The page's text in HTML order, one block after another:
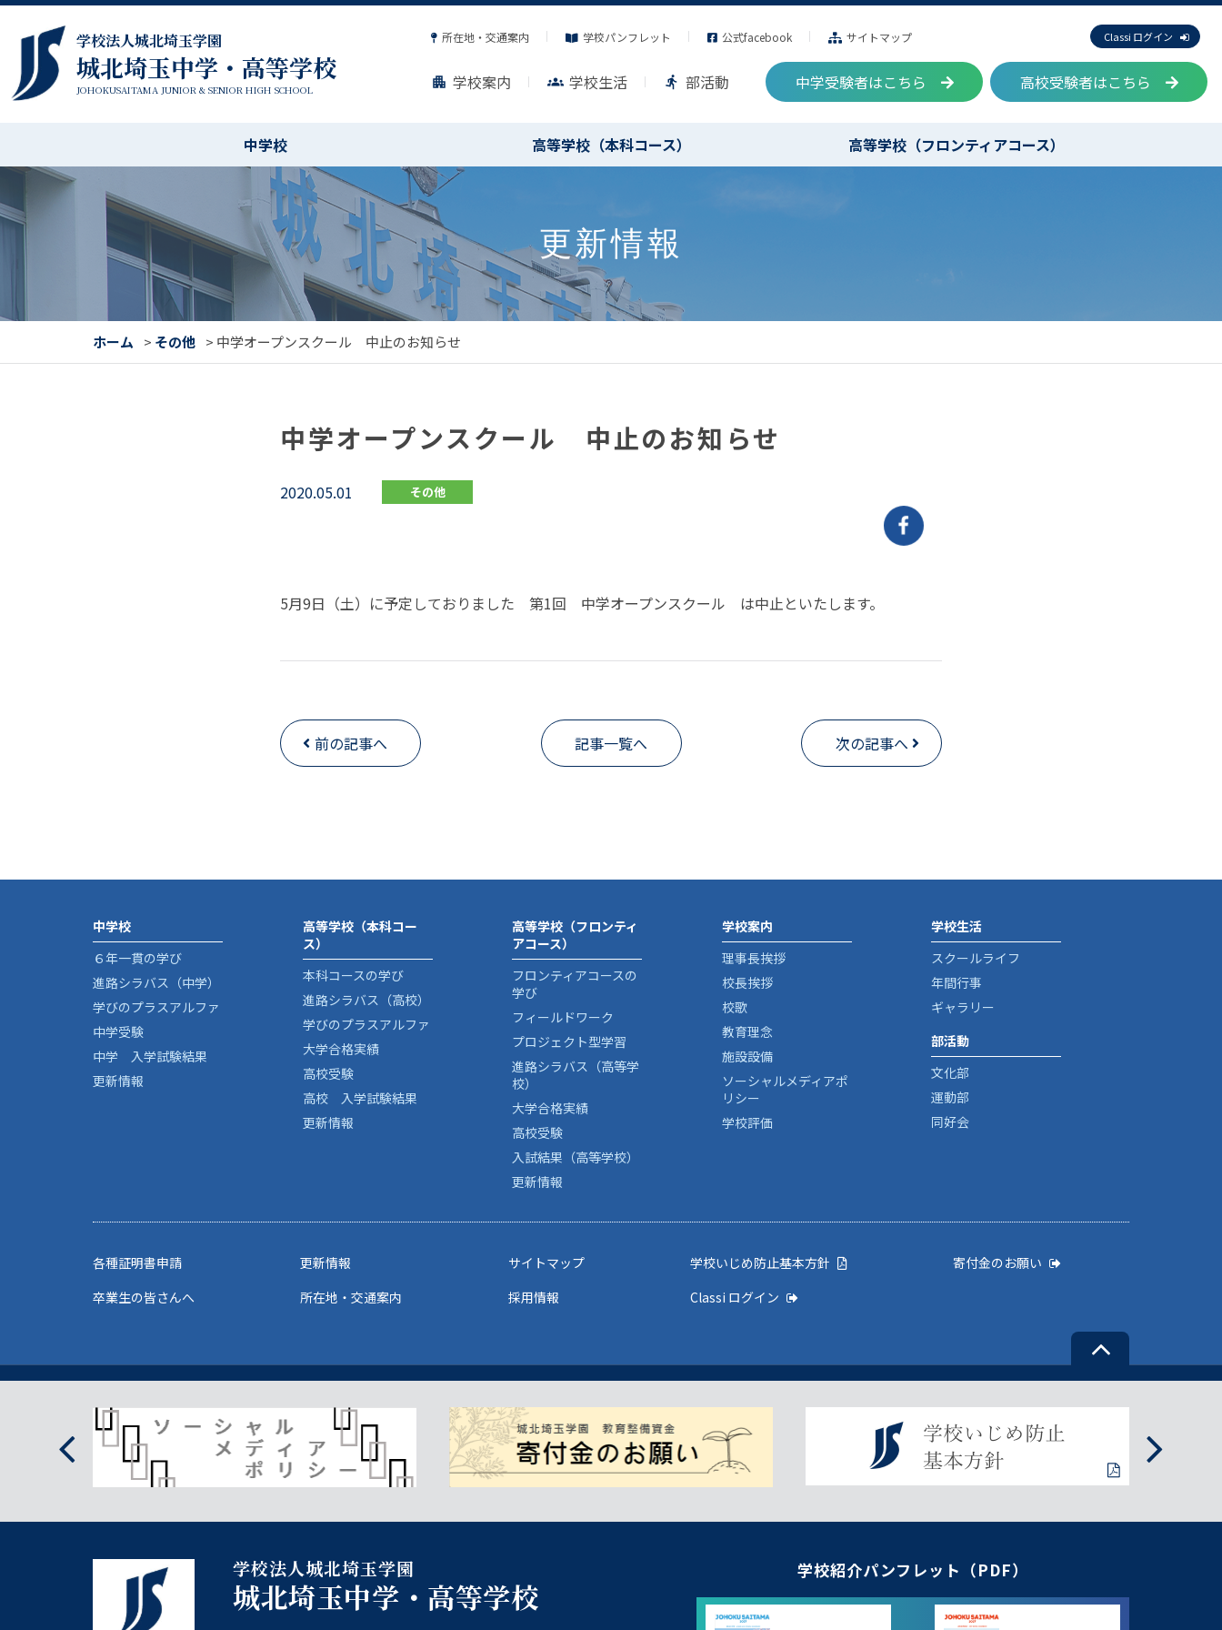
学校法人城北埼玉学園
城北埼玉中学・高等学校
JOHOKUSAITAMA JUNIOR & SENIOR HIGH SCHOOL
所在地・交通案内 学校パンフレット 公式facebook サイトマップ Classi ログイン
apartment 学校案内 groups 学校生活 directions_run 部活動 中学受験者はこちら 高校受験者はこちら
中学校 高等学校（本科コース） 高等学校（フロンティアコース）
更新情報
ホーム > その他 > 中学オープンスクール 中止のお知らせ
中学オープンスクール 中止のお知らせ
2020.05.01 その他
5月9日（土）に予定しておりました 第1回 中学オープンスクール は中止といたします。
前の記事へ 記事一覧へ 次の記事へ
中学校
６年一貫の学び
進路シラバス（中学）
学びのプラスアルファ
中学受験
中学 入学試験結果
更新情報
高等学校（本科コー
ス）
本科コースの学び
進路シラバス（高校）
学びのプラスアルファ
大学合格実績
高校受験
高校 入学試験結果
更新情報
高等学校（フロンティ
アコース）
フロンティアコースの
学び
フィールドワーク
プロジェクト型学習
進路シラバス（高等学
校）
大学合格実績
高校受験
入試結果（高等学校）
更新情報
学校案内
理事長挨拶
校長挨拶
校歌
教育理念
施設設備
ソーシャルメディアポ
リシー
学校評価
学校生活
スクールライフ
年間行事
ギャラリー
部活動
文化部
運動部
同好会
各種証明書申請
卒業生の皆さんへ
更新情報
所在地・交通案内
サイトマップ
採用情報
学校いじめ防止基本方針
Classi ログイン
寄付金のお願い
学校法人城北埼玉学園
城北埼玉中学・高等学校
学校紹介パンフレット（PDF）